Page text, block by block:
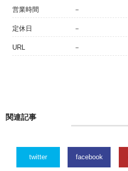
営業時間 －
定休日 －
URL －
関連記事
twitter facebook